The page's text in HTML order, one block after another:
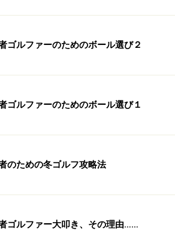
ゴルファーのためのボール選び２
ゴルファーのためのボール選び１
のための冬ゴルフ攻略法
ゴルファー大叩き、その理由……